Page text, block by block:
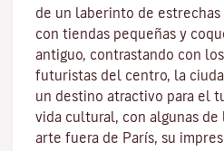
de un laberinto de estrechas
con tiendas pequeñas y
antiguo, contrastando con
futuristas del centro, la
un destino atractivo para el
vida cultural, con algunas de
arte fuera de París, su